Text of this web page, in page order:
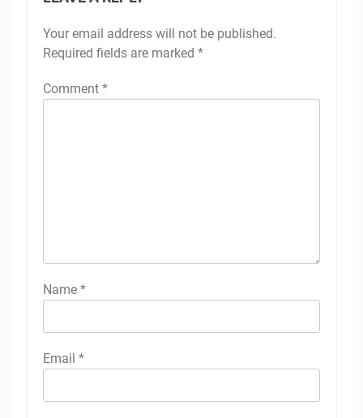
Your email address will not be published.
Required fields are marked *
Comment *
Name *
Email *